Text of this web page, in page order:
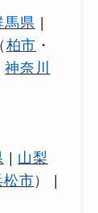
馬県 |
柏市 ・
神奈川
| 山梨
松市） |